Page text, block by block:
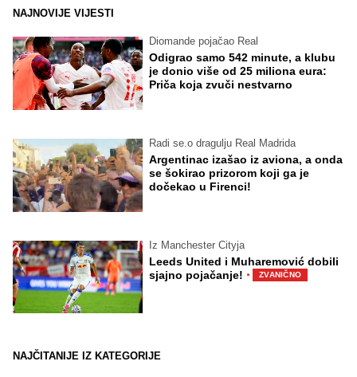
NAJNOVIJE VIJESTI
Diomande pojačao Real
Odigrao samo 542 minute, a klubu
je donio više od 25 miliona eura:
Priča koja zvuči nestvarno
Radi se.o dragulju Real Madrida
Argentinac izašao iz aviona, a onda
se šokirao prizorom koji ga je
dočekao u Firenci!
Iz Manchester Cityja
Leeds United i Muharemović dobili
sjajno pojačanje! · ZVANIČNO
NAJČITANIJE IZ KATEGORIJE